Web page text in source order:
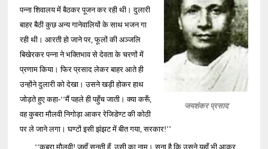
जयशंकर प्रसाद
पन्ना शिवालय में बैठकर पूजन कर रही थी। दुलारी
बाहर बैठी कुछ अन्य गानेवालियों के साथ भजन गा
रही थी। आरती हो जाने पर, फूलों की अञ्जलि
बिखेरकर पन्ना ने भक्तिभाव से देवता के चरणों में
प्रणाम किया। फिर प्रसाद लेकर बाहर आते ही
उन्होंने दुलारी को देखा। उसने खड़ी होकर हाथ
जोड़ते हुए कहा-‘‘मैं पहले ही पहुँच जाती। क्या करूँ,
वह कुबरा मौलवी निगोड़ा आकर रेजिडेण्ट की कोठी
पर ले जाने लगा। घण्टों इसी झंझट में बीत गया, सरकार!’’
‘‘कुबरा मौलवी! जहाँ सुनती हूँ, उसी का नाम। सुना है कि उसने यहाँ भी आकर